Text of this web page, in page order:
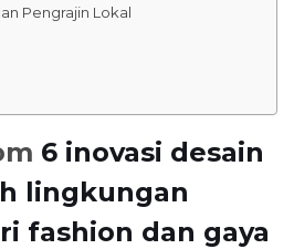
Pengrajin Lokal
6 inovasi desain
lingkungan
fashion dan gaya